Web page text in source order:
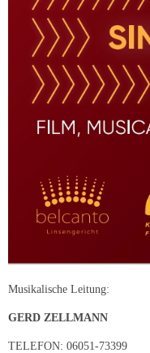
Musikalische Leitung:
GERD ZELLMANN
TELEFON: 06051-73399